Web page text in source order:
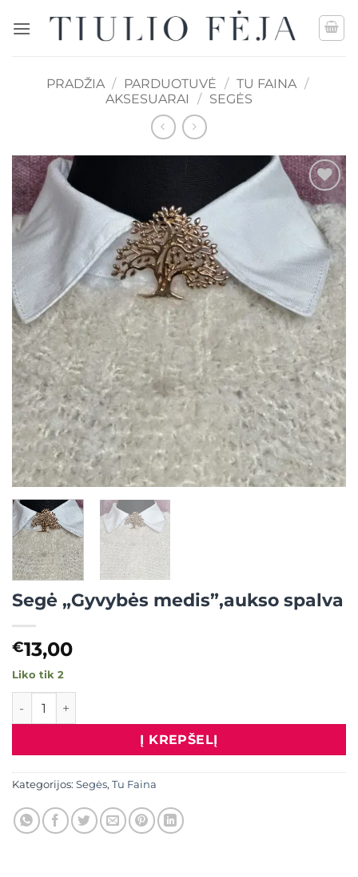
PRADŽIA / PARDUOTUVĖ / TU FAINA /
AKSESUARAI
/ SEGĖS
Mėgstamiausias
Segė „Gyvybės medis”,aukso spalva
€13,00
Liko tik 2
produkto kiekis: Segė "Gyvybės medis",aukso spalva
Į KREPŠELĮ
Kategorijos: Segės, Tu Faina